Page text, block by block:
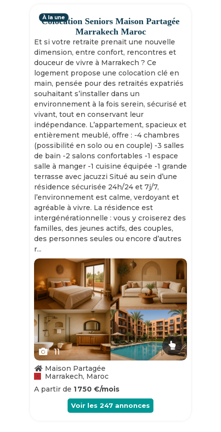
Colocation Seniors Maison Partagée
Marrakech Maroc
Et si votre retraite prenait une nouvelle
dimension, entre confort, rencontres et
douceur de vivre à Marrakech ? Ce
logement propose une colocation clé en
main, pensée pour des retraités expatriés
souhaitant s’installer dans un
environnement à la fois serein, sécurisé et
vivant, tout en conservant leur
indépendance. L’appartement, spacieux et
entièrement meublé, offre : -4 chambres
(possibilité en solo ou en couple) -3 salles
de bain -2 salons confortables -1 espace
salle à manger -1 cuisine équipée -1 grande
terrasse avec jacuzzi Situé au sein d’une
résidence sécurisée 24h/24 et 7j/7,
l’environnement est calme, verdoyant et
agréable à vivre. La résidence est
intergénérationnelle : vous y croiserez des
familles, des jeunes actifs, des couples,
des personnes seules ou encore d’autres
r...
À la une
Slide 1 of 11
11
Maison Partagée
Marrakech, Maroc
A partir de 1 750 €/mois
Voir les 247 annonces